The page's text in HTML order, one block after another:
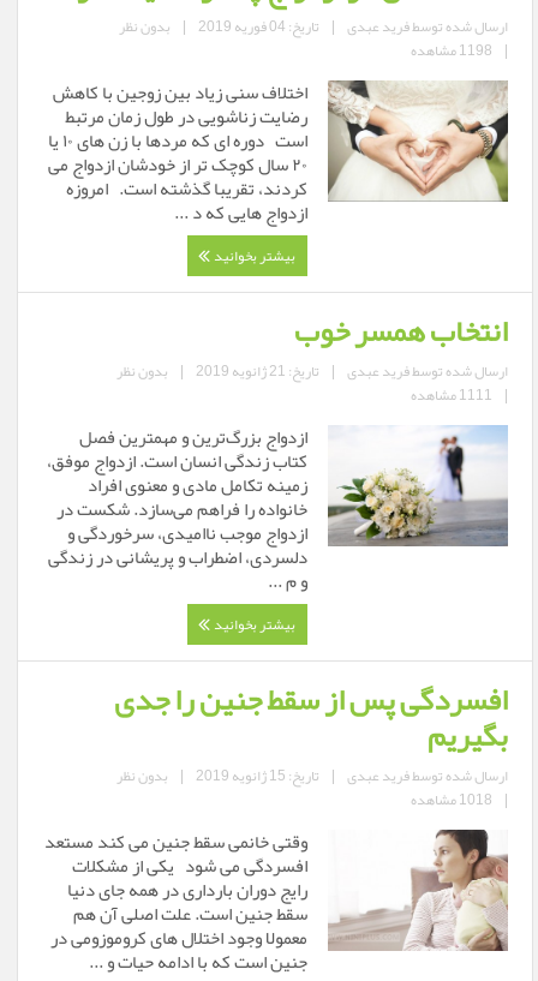
ارسال شده توسطفرید عبدی | تاریخ: 04 فوریه 2019 | بدون نظر
| 1198 مشاهده
اختلاف سنی زیاد بین زوجین با کاهش
رضایت زناشویی در طول زمان مرتبط
است دوره ای که مردها با زن های ۱۰ یا
۲۰ سال کوچک تر از خودشان ازدواج می
کردند، تقریبا گذشته است. امروزه
ازدواج هایی که د ...
بیشتر بخوانید
انتخاب همسر خوب
ارسال شده توسطفرید عبدی | تاریخ: 21 ژانویه 2019 | بدون نظر
| 1111 مشاهده
ازدواج بزرگ‌ترین و مهمترین فصل
کتاب زندگی انسان است. ازدواج موفق،
زمینه تکامل مادی و معنوی افراد
خانواده را فراهم می‌سازد. شکست در
ازدواج موجب ناامیدی، سرخوردگی و
دلسردی، اضطراب و پریشانی در زندگی
و م ...
بیشتر بخوانید
افسردگی پس از سقط جنین را جدی
بگیریم
ارسال شده توسطفرید عبدی | تاریخ: 15 ژانویه 2019 | بدون نظر
| 1018 مشاهده
وقتی خانمی سقط جنین می‏ کند مستعد
افسردگی می‏ شود‎ یکی از مشکلات
رایج دوران بارداری در همه جای دنیا
سقط جنین است. علت اصلی آن هم
معمولا وجود اختلال‌ های کروموزومی در
جنین است که با ادامه حیات و ...